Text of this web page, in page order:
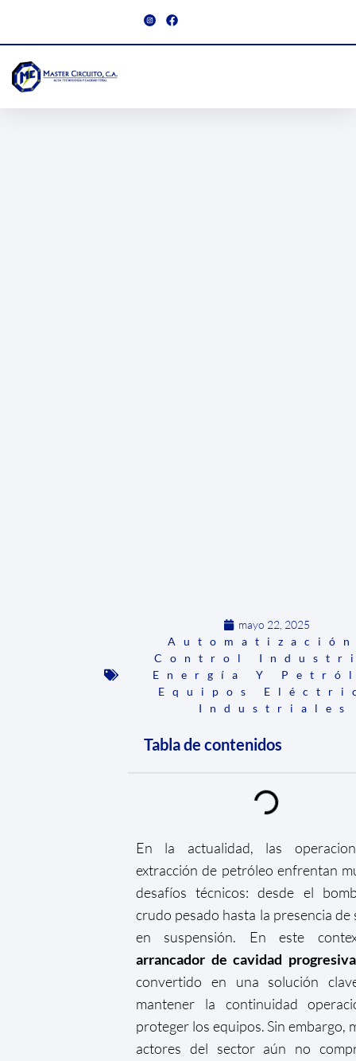
mayo 22, 2025
Control
Energía Y
Equipos
Industriales
Tabla de contenidos
En la actualidad, las
extracción de petróleo enfrentan
desafíos técnicos: desde el
crudo pesado hasta la presencia de
en suspensión. En este
arrancador de cavidad progresiva
convertido en una solución
mantener la continuidad
proteger los equipos. Sin embargo,
actores del sector aún no